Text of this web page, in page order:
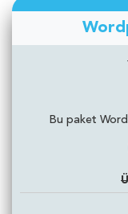
Bu paket